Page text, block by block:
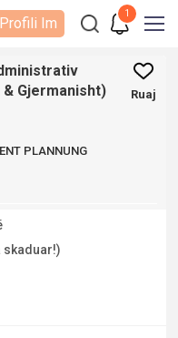
1
Profili Im
Gjermanisht)
Ruaj
PLANNUNG
skaduar!)